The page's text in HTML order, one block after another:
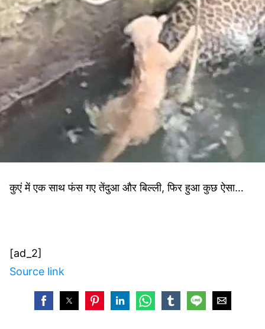
कुएं में एक साथ फंस गए तेंदुआ और बिल्ली, फिर हुआ कुछ ऐसा…
[ad_2]
Source link